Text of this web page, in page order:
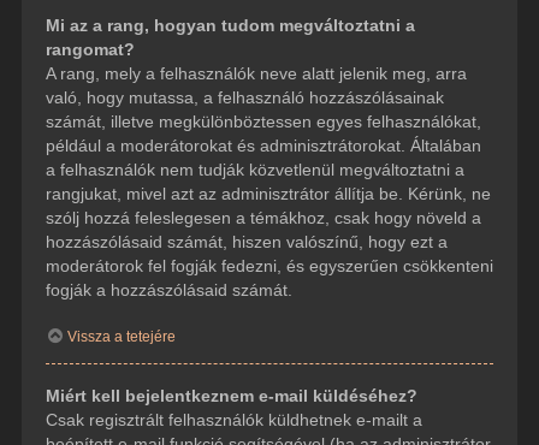
Mi az a rang, hogyan tudom megváltoztatni a
rangomat?
A rang, mely a felhasználók neve alatt jelenik meg, arra
való, hogy mutassa, a felhasználó hozzászólásainak
számát, illetve megkülönböztessen egyes felhasználókat,
például a moderátorokat és adminisztrátorokat. Általában
a felhasználók nem tudják közvetlenül megváltoztatni a
rangjukat, mivel azt az adminisztrátor állítja be. Kérünk, ne
szólj hozzá feleslegesen a témákhoz, csak hogy növeld a
hozzászólásaid számát, hiszen valószínű, hogy ezt a
moderátorok fel fogják fedezni, és egyszerűen csökkenteni
fogják a hozzászólásaid számát.
Vissza a tetejére
Miért kell bejelentkeznem e-mail küldéséhez?
Csak regisztrált felhasználók küldhetnek e-mailt a